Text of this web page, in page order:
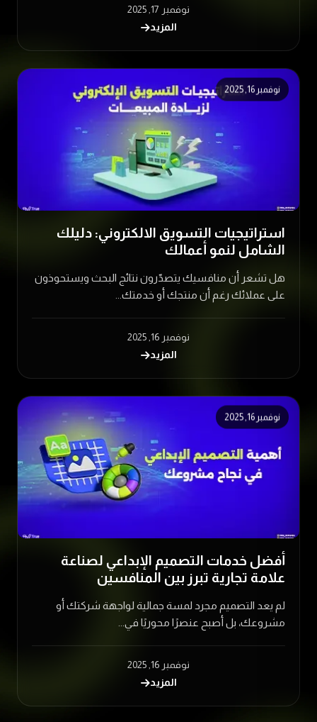
نوفمبر 17, 2025
المزيد
نوفمبر 16, 2025
استراتيجيات التسويق الالكتروني: دليلك
الشامل لنمو أعمالك
هل تشعر أن منافسيك يتصدّرون نتائج البحث ويستحوذون
على عملائك رغم أن منتجك أو خدمتك...
نوفمبر 16, 2025
المزيد
نوفمبر 16, 2025
أفضل خدمات التصميم الإبداعي لصناعة
علامة تجارية تبرز بين المنافسين
لم يعد التصميم مجرد لمسة جمالية لواجهة شركتك أو
مشروعك، بل أصبح عنصرًا محوريًا في...
نوفمبر 16, 2025
المزيد